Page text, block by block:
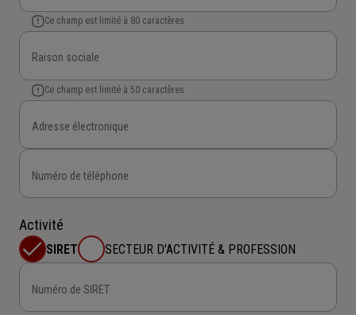
Ce champ est limité à 80 caractères
Raison sociale
Ce champ est limité à 50 caractères
Adresse électronique
Numéro de téléphone
Activité
SIRET SECTEUR D'ACTIVITÉ & PROFESSION
Numéro de SIRET